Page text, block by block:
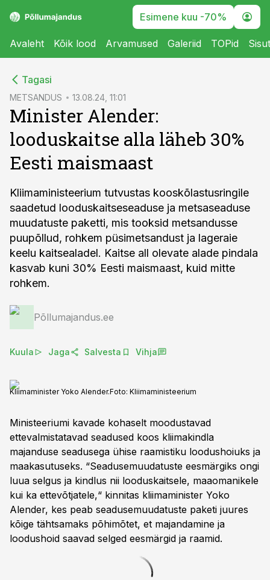
Esimene kuu -70%
Avaleht Kõik lood Arvamused Galeriid TOPid
Tagasi
METSANDUS 13.08.24, 11:01
Minister Alender:
looduskaitse alla läheb 30%
Eesti maismaast
Kliimaministeerium tutvustas kooskõlastusringile
saadetud looduskaitseseaduse ja metsaseaduse
muudatuste paketti, mis tooksid metsandusse
puupõllud, rohkem püsimetsandust ja lageraie
keelu kaitsealadel. Kaitse all olevate alade pindala
kasvab kuni 30% Eesti maismaast, kuid mitte
rohkem.
Põllumajandus.ee
Kuula Jaga Salvesta Vihja
Kliimaminister Yoko Alender.Foto: Kliimaministeerium
Ministeeriumi kavade kohaselt moodustavad
ettevalmistatavad seadused koos kliimakindla
majanduse seadusega ühise raamistiku loodushoiuks ja
maakasutuseks. “Seadusemuudatuste eesmärgiks ongi
luua selgus ja kindlus nii looduskaitsele, maaomanikele
kui ka ettevõtjatele,“ kinnitas kliimaminister Yoko
Alender, kes peab seadusemuudatuste paketi juures
kõige tähtsamaks põhimõtet, et majandamine ja
loodushoid saavad selged eesmärgid ja raamid.